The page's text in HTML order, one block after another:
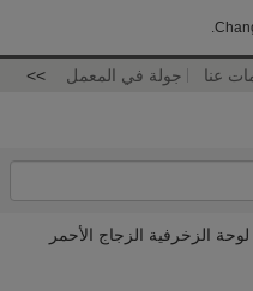
عنا جولة في المعمل >>
الزخرفية الزجاج الأحمر